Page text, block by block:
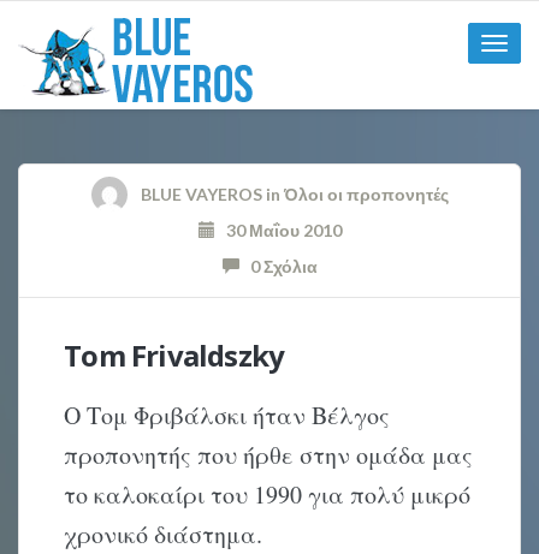
Toggle
BLUE VAYEROSin Όλοι οι προπονητές
30 Μαΐου 2010
0 Σχόλια
Tom Frivaldszky
Ο Τομ Φριβάλσκι ήταν Βέλγος
προπονητής που ήρθε στην ομάδα μας
το καλοκαίρι του 1990 για πολύ μικρό
χρονικό διάστημα.